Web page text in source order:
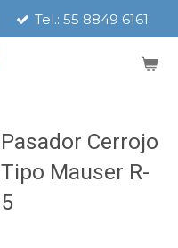
Tel.: 55 8849 6161
Pasador Cerrojo
Tipo Mauser R-
5